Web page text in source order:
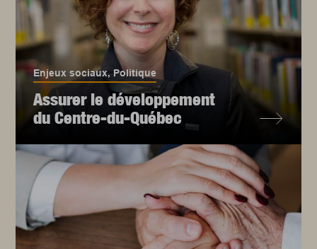
Enjeux sociaux, Politique
Assurer le développement
du Centre-du-Québec